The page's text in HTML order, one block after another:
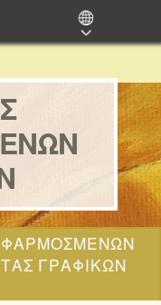
ΓΡΑΦΙΚΩΝ